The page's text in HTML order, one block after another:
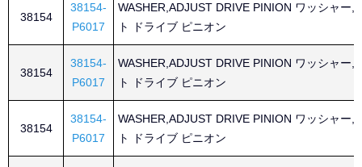
38154
38154-
P6017
WASHER,ADJUST DRIVE PINION ワッシャー,
ト ドライブ ピニオン
38154
38154-
P6017
WASHER,ADJUST DRIVE PINION ワッシャー,
ト ドライブ ピニオン
38154
38154-
P6017
WASHER,ADJUST DRIVE PINION ワッシャー,
ト ドライブ ピニオン